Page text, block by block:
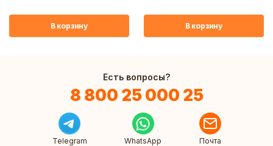
В корзину В корзину
Есть вопросы?
8 800 25 000 25
Telegram WhatsApp Почта